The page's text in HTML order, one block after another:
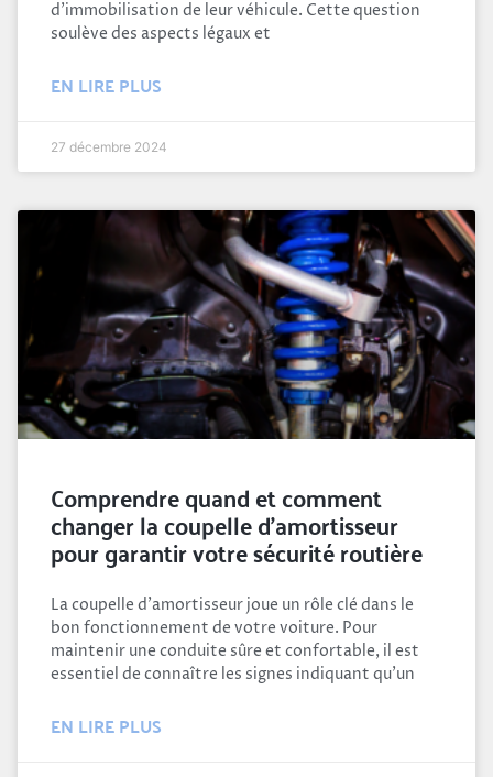
d’immobilisation de leur véhicule. Cette question
soulève des aspects légaux et
EN LIRE PLUS
27 décembre 2024
Comprendre quand et comment
changer la coupelle d’amortisseur
pour garantir votre sécurité routière
La coupelle d’amortisseur joue un rôle clé dans le
bon fonctionnement de votre voiture. Pour
maintenir une conduite sûre et confortable, il est
essentiel de connaître les signes indiquant qu’un
EN LIRE PLUS